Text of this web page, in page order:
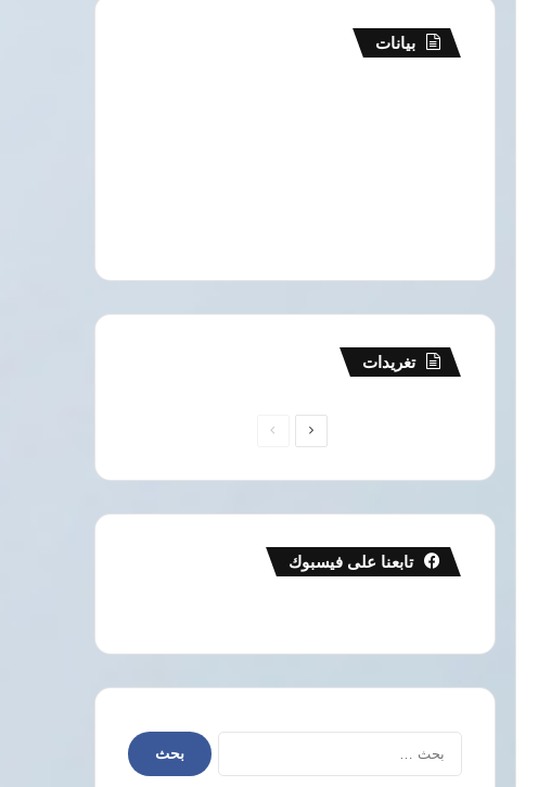
بيانات
تغريدات
الصفحةالصفحة
تابعنا على فيسبوك
البحث
عن: